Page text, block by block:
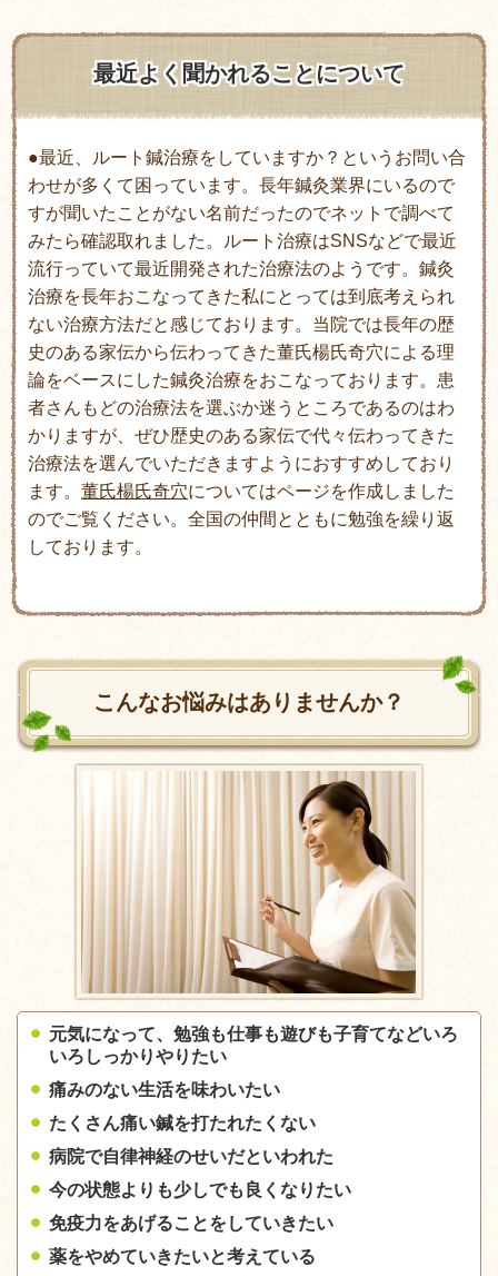
最近よく聞かれることについて
●最近、ルート鍼治療をしていますか？というお問い合
わせが多くて困っています。長年鍼灸業界にいるので
すが聞いたことがない名前だったのでネットで調べて
みたら確認取れました。ルート治療はSNSなどで最近
流行っていて最近開発された治療法のようです。鍼灸
治療を長年おこなってきた私にとっては到底考えられ
ない治療方法だと感じております。当院では長年の歴
史のある家伝から伝わってきた董氏楊氏奇穴による理
論をベースにした鍼灸治療をおこなっております。患
者さんもどの治療法を選ぶか迷うところであるのはわ
かりますが、ぜひ歴史のある家伝で代々伝わってきた
治療法を選んでいただきますようにおすすめしており
ます。 董氏楊氏奇穴についてはページを作成しました
のでご覧ください。全国の仲間とともに勉強を繰り返
しております。
こんなお悩みはありませんか？
元気になって、勉強も仕事も遊びも子育てなどいろ
いろ しっかりやりたい
痛みのない生活を味わいたい
たくさん痛い鍼を打たれたくない
病院で自律神経のせいだといわれた
今の状態よりも少しでも良くなりたい
免疫力をあげることをしていきたい
薬をやめていきたいと考えている